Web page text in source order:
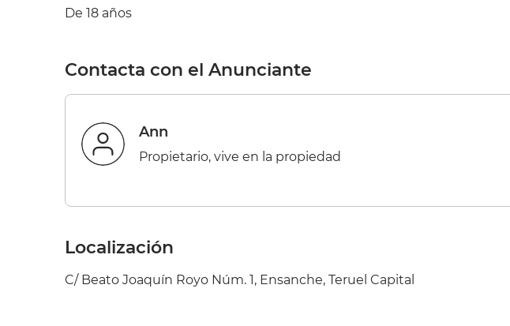
De 18 años
Contacta con el Anunciante
ann
Propietario, vive en la propiedad
Localización
C/ Beato Joaquín Royo Núm. 1, Ensanche, Teruel Capital